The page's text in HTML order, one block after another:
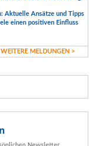
Aktuelle Ansätze und Tipps
einen positiven Einfluss
WEITERE MELDUNGEN >